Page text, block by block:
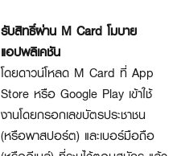
รับสิทธิ์ผ่าน M Card โมบาย
แอปพลิเคชัน
โดยดาวน์โหลด M Card ที่ App
Store หรือ Google Play เข้าใช้
งานโดยกรอกเลขบัตรประชาชน
(หรือพาสปอร์ต) และเบอร์มือถือ